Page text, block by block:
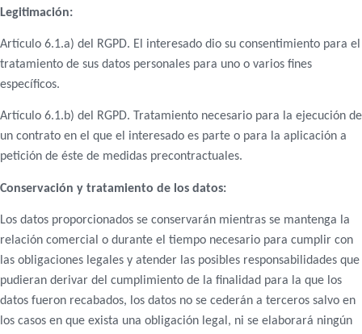
Legitimación:
Artículo 6.1.a) del RGPD. El interesado dio su consentimiento para el
tratamiento de sus datos personales para uno o varios fines
específicos.
Artículo 6.1.b) del RGPD. Tratamiento necesario para la ejecución de
un contrato en el que el interesado es parte o para la aplicación a
petición de éste de medidas precontractuales.
Conservación y tratamiento de los datos:
Los datos proporcionados se conservarán mientras se mantenga la
relación comercial o durante el tiempo necesario para cumplir con
las obligaciones legales y atender las posibles responsabilidades que
pudieran derivar del cumplimiento de la finalidad para la que los
datos fueron recabados, los datos no se cederán a terceros salvo en
los casos en que exista una obligación legal, ni se elaborará ningún